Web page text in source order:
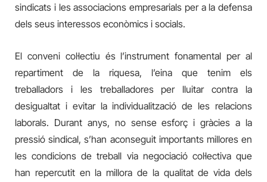
sindicats i les associacions empresarials per a la defensa
dels seus interessos econòmics i socials.
El conveni col·lectiu és l’instrument fonamental per al
repartiment de la riquesa, l’eina que tenim els
treballadors i les treballadores per lluitar contra la
desigualtat i evitar la individualització de les relacions
laborals. Durant anys, no sense esforç i gràcies a la
pressió sindical, s’han aconseguit importants millores en
les condicions de treball via negociació col·lectiva que
han repercutit en la millora de la qualitat de vida dels